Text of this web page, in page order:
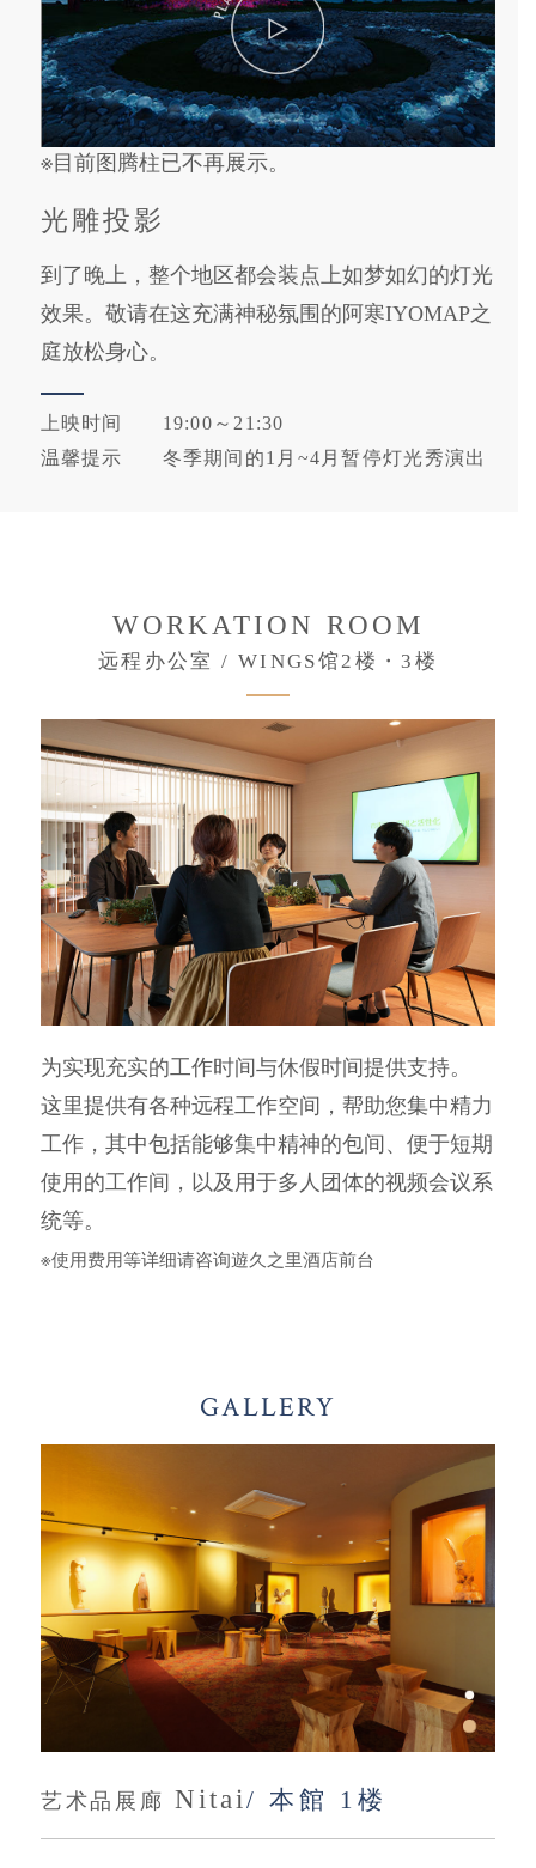
※目前图腾柱已不再展示。
光雕投影
到了晚上，整个地区都会装点上如梦如幻的灯光
效果。敬请在这充满神秘氛围的阿寒IYOMAP之
庭放松身心。
上映时间
19:00～21:30
温馨提示
冬季期间的1月~4月暂停灯光秀演出
WORKATION ROOM
远程办公室 / WINGS馆2楼・3楼
为实现充实的工作时间与休假时间提供支持。
这里提供有各种远程工作空间，帮助您集中精力
工作，其中包括能够集中精神的包间、便于短期
使用的工作间，以及用于多人团体的视频会议系
统等。
※使用费用等详细请咨询遊久之里酒店前台
GALLERY
艺术品展廊 Nitai/ 本館 1楼